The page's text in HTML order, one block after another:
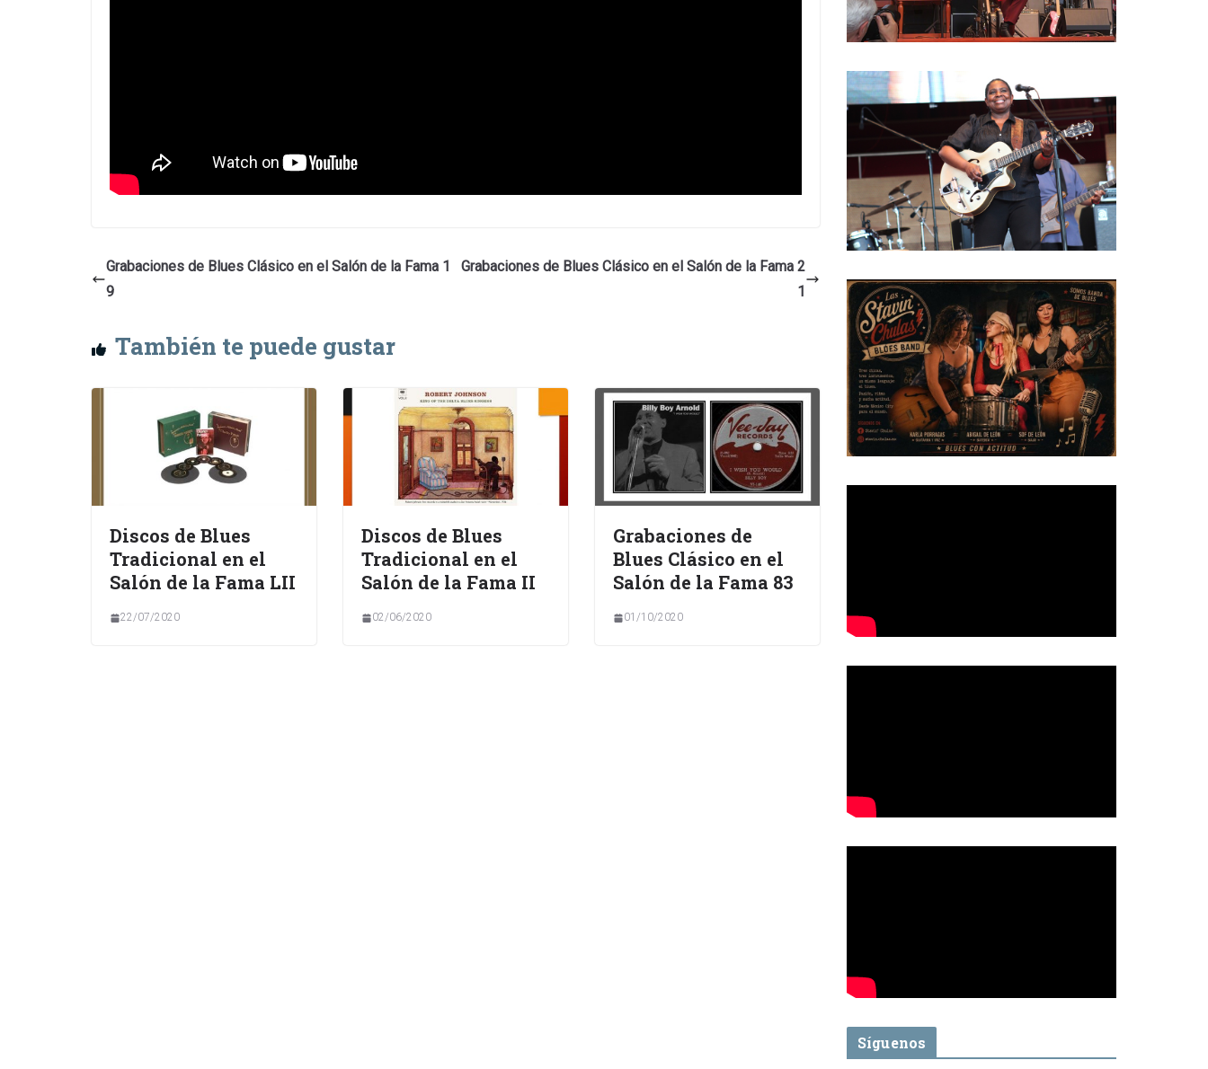
Grabaciones de Blues Clásico en el Salón de la Fama 1
9
Grabaciones de Blues Clásico en el Salón de la Fama 2
1
También te puede gustar
Discos de Blues
Tradicional en el
Salón de la Fama LII
22/07/2020
Discos de Blues
Tradicional en el
Salón de la Fama II
02/06/2020
Grabaciones de
Blues Clásico en el
Salón de la Fama 83
01/10/2020
Síguenos